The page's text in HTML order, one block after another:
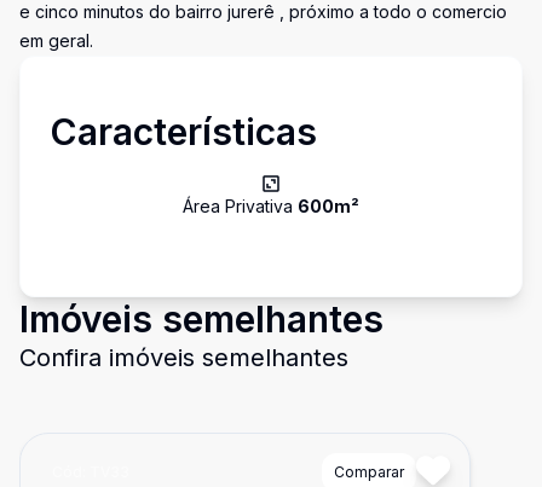
e cinco minutos do bairro jurerê , próximo a todo o comercio
em geral.
Características
Área Privativa 600m²
Imóveis semelhantes
Confira imóveis semelhantes
Comparar